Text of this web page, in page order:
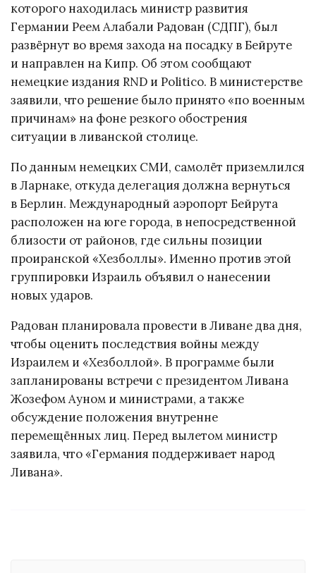
которого находилась министр развития
Германии Реем Алабали Радован (СДПГ), был
развёрнут во время захода на посадку в Бейруте
и направлен на Кипр. Об этом сообщают
немецкие издания RND и Politico. В министерстве
заявили, что решение было принято «по военным
причинам» на фоне резкого обострения
ситуации в ливанской столице.
По данным немецких СМИ, самолёт приземлился
в Ларнаке, откуда делегация должна вернуться
в Берлин. Международный аэропорт Бейрута
расположен на юге города, в непосредственной
близости от районов, где сильны позиции
проиранской «Хезболлы». Именно против этой
группировки Израиль объявил о нанесении
новых ударов.
Радован планировала провести в Ливане два дня,
чтобы оценить последствия войны между
Израилем и «Хезболлой». В программе были
запланированы встречи с президентом Ливана
Жозефом Ауном и министрами, а также
обсуждение положения внутренне
перемещённых лиц. Перед вылетом министр
заявила, что «Германия поддерживает народ
Ливана».